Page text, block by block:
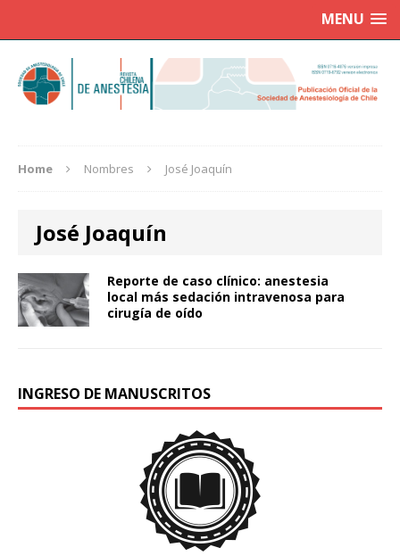
MENU
Home Nombres José Joaquín
José Joaquín
Reporte de caso clínico: anestesia
local más sedación intravenosa para
cirugía de oído
INGRESO DE MANUSCRITOS